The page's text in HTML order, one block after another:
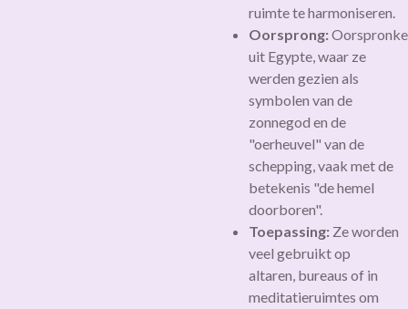
ruimte te harmoniseren.
Oorsprong:
uit Egypte, waar ze
werden gezien als
symbolen van de
zonnegod en de
"oerheuvel" van de
schepping, vaak met de
betekenis "de hemel
doorboren".
Toepassing: Ze worden
veel gebruikt op
altaren, bureaus of in
meditatieruimtes om